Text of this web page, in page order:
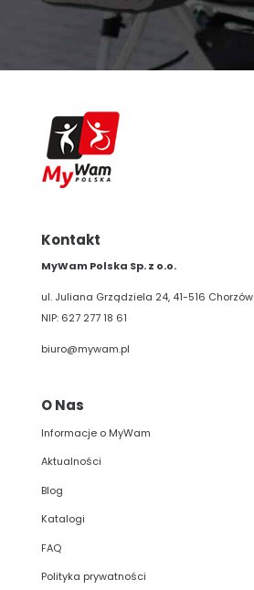
Kontakt
MyWam Polska Sp. z o.o.
ul. Juliana Grządziela 24, 41-516 Chorzów
NIP: 627 277 18 61
biuro@mywam.pl
O Nas
Informacje o MyWam
Aktualności
Blog
Katalogi
FAQ
Polityka prywatności